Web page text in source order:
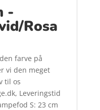
-
Rosa
farve på
vi den meget
til os
Leveringstid
S: 23 cm